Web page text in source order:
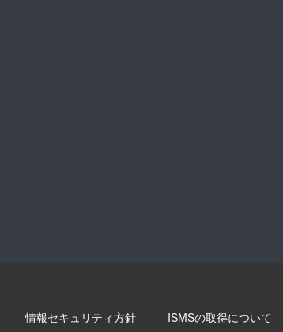
情報セキュリティ方針 ISMSの取得について